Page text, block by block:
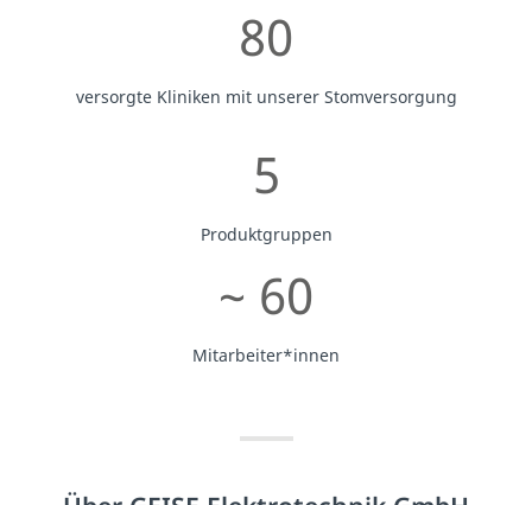
80
versorgte Kliniken mit unserer Stomversorgung
5
Produktgruppen
~ 60
Mitarbeiter*innen